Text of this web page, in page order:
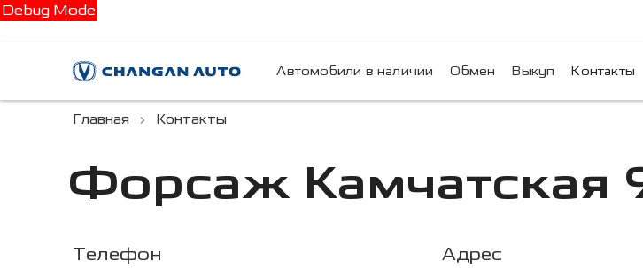
Debug Mode
Автомобили в наличии Обмен Выкуп Контакты
Главная Контакты
Форсаж Камчатская
Телефон Адрес